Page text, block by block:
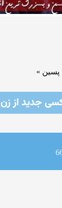
پسین »
جدید از زن